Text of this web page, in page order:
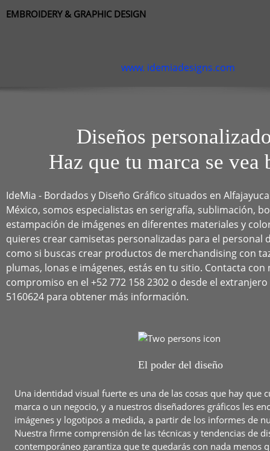
EMBROIDERY & GRAPHIC DESIGN
www. idemiadesigns.com
Diseños
Haz que tu marca se vea
IdeMia - Bordados y Diseño Gráfico situados en
México, somos especialistas en serigrafía, sublimación,
estampación de imágenes en diferentes materiales y
quieres crear camisetas personalizadas para el personal
como si buscas crear productos de merchandising con
plumas, lonas e imágenes, estás en tu sitio. Contacta
compromiso en el +52 772 158 2302 o desde el extranjero
5160624 para obtener más información.
El poder del diseño
Una identidad visual fuerte es una de las cosas que hay que
marca o un negocio, y a nuestros diseñadores gráficos les
imágenes y logotipos a medida, a partir de los informes de
Nuestra firme comprensión de las técnicas y tendencias de
contemporáneo garantiza que te quedarás con nada menos